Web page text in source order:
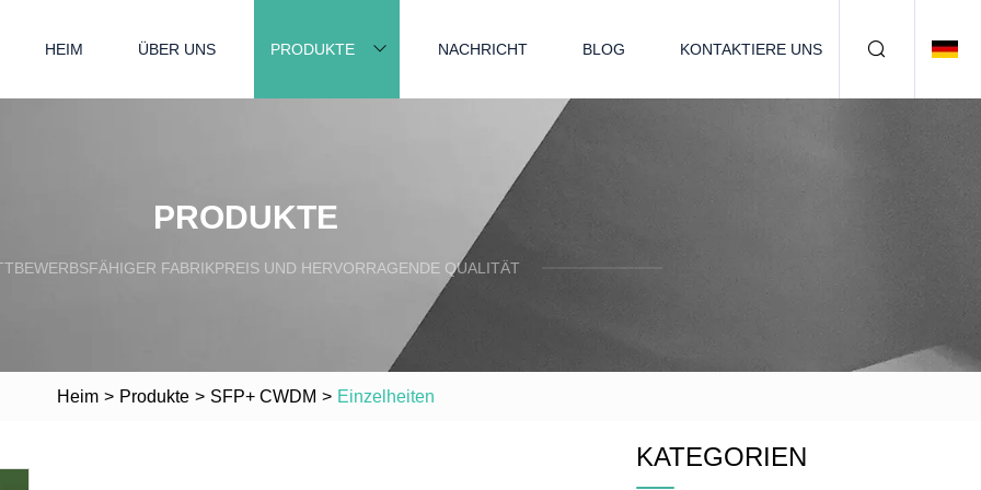
HEIM ÜBER UNS PRODUKTE NACHRICHT BLOG KONTAKTIERE UNS
PRODUKTE
FABRIKPREIS UND HERVORRAGENDE QUALITÄT
Heim > Produkte > SFP+ CWDM > Einzelheiten
KATEGORIEN